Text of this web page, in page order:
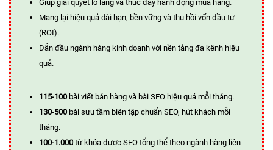
Giúp giải quyết lo lắng và thúc đẩy hành động mua hàng.
Mang lại hiệu quả dài hạn, bền vững và thu hồi vốn đầu tư
(ROI).
Dẫn đầu ngành hàng kinh doanh với nền tảng đa kênh hiệu
quả.
115-100 bài viết bán hàng và bài SEO hiệu quả mỗi tháng.
130-500 bài sưu tầm biên tập chuẩn SEO, hút khách mỗi
tháng.
100-1.000 từ khóa được SEO tổng thể theo ngành hàng liên